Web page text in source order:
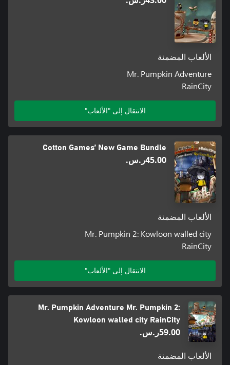
الألعاب المضمنة
Mr. Pumpkin Adventure
RainCity
الانتقال إلى "الألعاب"
Cotton Games’ New Game Bundle
‪ر.س.‏‎45.00‬
الألعاب المضمنة
Mr. Pumpkin 2: Kowloon walled city
RainCity
الانتقال إلى "الألعاب"
Mr. Pumpkin Adventure Mr. Pumpkin 2:
Kowloon walled city RainCity
‪ر.س.‏‎59.00‬
الألعاب المضمنة